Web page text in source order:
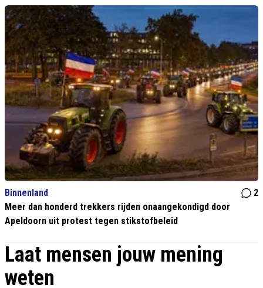
Binnenland
2
Meer dan honderd trekkers rijden onaangekondigd door
Apeldoorn uit protest tegen stikstofbeleid
Laat mensen jouw mening
weten